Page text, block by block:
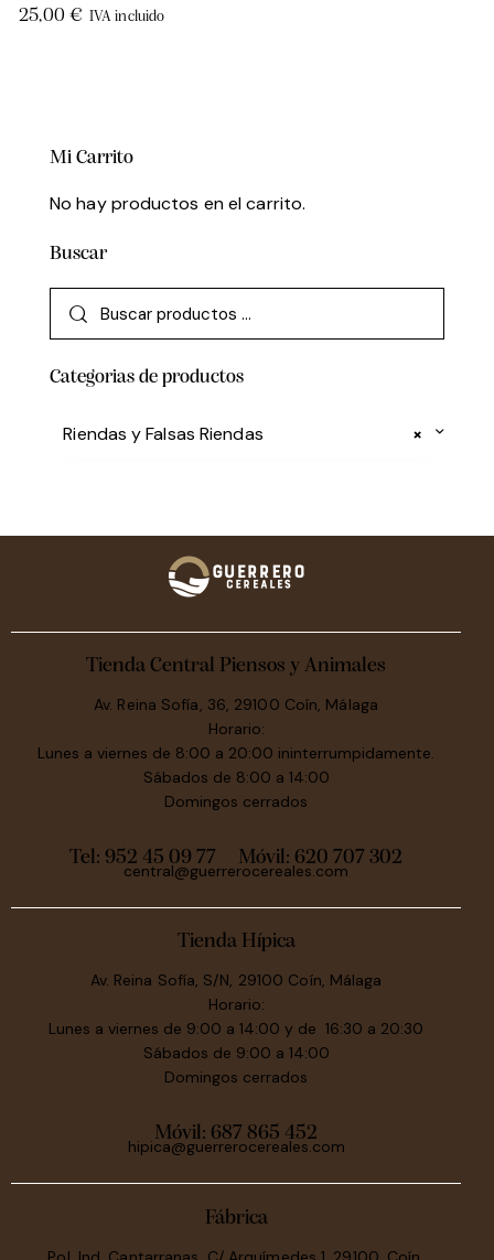
25,00 € IVA incluido
Mi Carrito
No hay productos en el carrito.
Buscar
Categorias de productos
×
Riendas y Falsas Riendas
Tienda Central Piensos y Animales
Av. Reina Sofía, 36, 29100 Coín, Málaga
Horario:
Lunes a viernes de 8:00 a 20:00 ininterrumpidamente.
Sábados de 8:00 a 14:00
Domingos cerrados
Tel: 952 45 09 77 Móvil: 620 707 302
central@guerrerocereales.com
Tienda Hípica
Av. Reina Sofía, S/N, 29100 Coín, Málaga
Horario:
Lunes a viernes de 9:00 a 14:00 y de 16:30 a 20:30
Sábados de 9:00 a 14:00
Domingos cerrados
Móvil: 687 865 452
hipica@guerrerocereales.com
Fábrica